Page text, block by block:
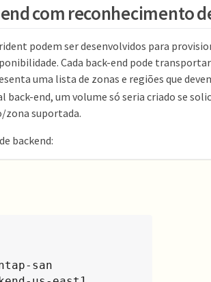
end com reconhecimento
podem ser desenvolvidos para
Cada back-end pode
uma lista de zonas e regiões que
back-end, um volume só seria criado se
zona suportada.
backend:
san